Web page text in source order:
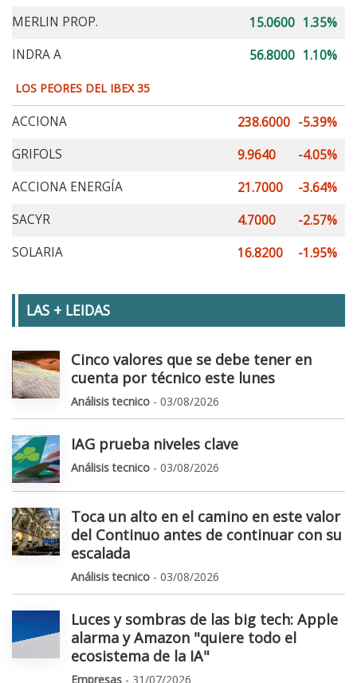
MERLIN PROP.
15.0600 1.35%
INDRA A
56.8000 1.10%
LOS PEORES DEL IBEX 35
ACCIONA 238.6000 -5.39%
GRIFOLS
9.9640
-4.05%
ACCIONA ENERGÍA
21.7000
-3.64%
SACYR
4.7000
-2.57%
SOLARIA
16.8200 -1.95%
LAS + LEIDAS
Cinco valores que se debe tener en
cuenta por técnico este lunes
Análisis tecnico - 03/08/2026
IAG prueba niveles clave
Análisis tecnico - 03/08/2026
Toca un alto en el camino en este valor
del Continuo antes de continuar con su
escalada
Análisis tecnico - 03/08/2026
Luces y sombras de las big tech: Apple
alarma y Amazon "quiere todo el
ecosistema de la IA"
Empresas - 31/07/2026